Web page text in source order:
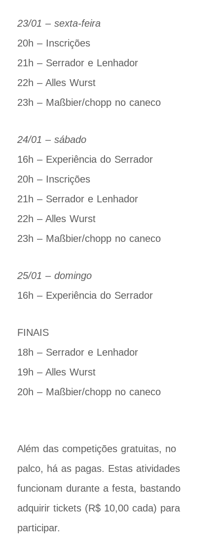
23/01 – sexta-feira
20h – Inscrições
21h – Serrador e Lenhador
22h – Alles Wurst
23h – Maßbier/chopp no caneco
24/01 – sábado
16h – Experiência do Serrador
20h – Inscrições
21h – Serrador e Lenhador
22h – Alles Wurst
23h – Maßbier/chopp no caneco
25/01 – domingo
16h – Experiência do Serrador
FINAIS
18h – Serrador e Lenhador
19h – Alles Wurst
20h – Maßbier/chopp no caneco
Além das competições gratuitas, no
palco, há as pagas. Estas atividades
funcionam durante a festa, bastando
adquirir tickets (R$ 10,00 cada) para
participar.